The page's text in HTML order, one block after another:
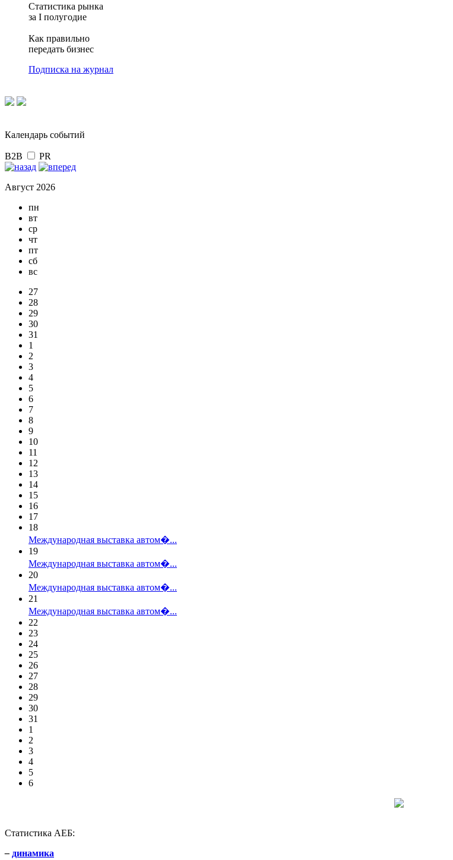
Статистика рынка
за I полугодие
Как правильно
передать бизнес
Подписка на журнал
Календарь событий
B2B PR
Август 2026
пн
вт
ср
чт
пт
сб
вс
27
28
29
30
31
1
2
3
4
5
6
7
8
9
10
11
12
13
14
15
16
17
18
Международная выставка автом�...
19
Международная выставка автом�...
20
Международная выставка автом�...
21
Международная выставка автом�...
22
23
24
25
26
27
28
29
30
31
1
2
3
4
5
6
Статистика АЕБ:
– динамика